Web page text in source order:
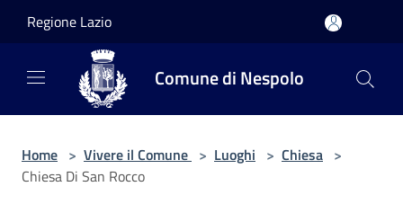
Regione Lazio
Comune di Nespolo
Home > Vivere il Comune > Luoghi > Chiesa >
Chiesa Di San Rocco